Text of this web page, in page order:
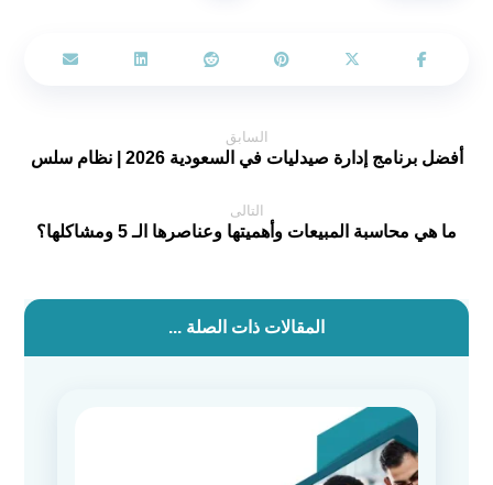
السابق
أفضل برنامج إدارة صيدليات في السعودية 2026 | نظام سلس
التالى
ما هي محاسبة المبيعات وأهميتها وعناصرها الـ 5 ومشاكلها؟
المقالات ذات الصلة ...